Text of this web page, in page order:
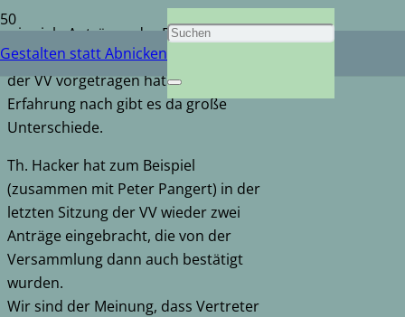
Gestalten statt Abnicken
wie viele Anträge oder Redebeiträge
er in der letzten Legislaturperiode in
der VV vorgetragen hat. Unserer
Erfahrung nach gibt es da große
Unterschiede.
Th. Hacker hat zum Beispiel
(zusammen mit Peter Pangert) in der
letzten Sitzung der VV wieder zwei
Anträge eingebracht, die von der
Versammlung dann auch bestätigt
wurden.
Wir sind der Meinung, dass Vertreter